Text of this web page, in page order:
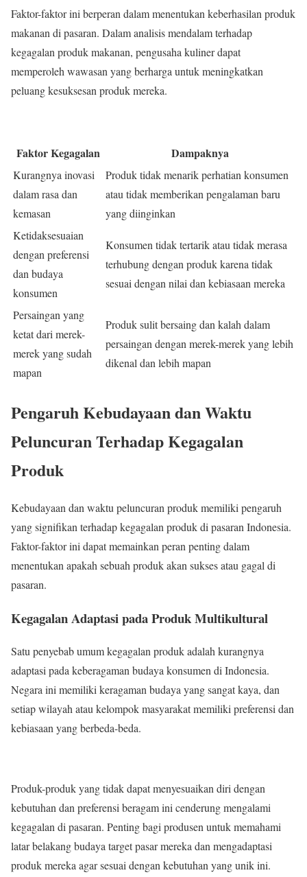
Faktor-faktor ini berperan dalam menentukan keberhasilan produk
makanan di pasaran. Dalam analisis mendalam terhadap
kegagalan produk makanan, pengusaha kuliner dapat
memperoleh wawasan yang berharga untuk meningkatkan
peluang kesuksesan produk mereka.
Faktor Kegagalan Dampaknya
Kurangnya inovasi
dalam rasa dan
kemasan
Produk tidak menarik perhatian konsumen
atau tidak memberikan pengalaman baru
yang diinginkan
Ketidaksesuaian
dengan preferensi
dan budaya
konsumen
Konsumen tidak tertarik atau tidak merasa
terhubung dengan produk karena tidak
sesuai dengan nilai dan kebiasaan mereka
Persaingan yang
ketat dari merek-
merek yang sudah
mapan
Produk sulit bersaing dan kalah dalam
persaingan dengan merek-merek yang lebih
dikenal dan lebih mapan
Pengaruh Kebudayaan dan Waktu
Peluncuran Terhadap Kegagalan
Produk
Kebudayaan dan waktu peluncuran produk memiliki pengaruh
yang signifikan terhadap kegagalan produk di pasaran Indonesia.
Faktor-faktor ini dapat memainkan peran penting dalam
menentukan apakah sebuah produk akan sukses atau gagal di
pasaran.
Kegagalan Adaptasi pada Produk Multikultural
Satu penyebab umum kegagalan produk adalah kurangnya
adaptasi pada keberagaman budaya konsumen di Indonesia.
Negara ini memiliki keragaman budaya yang sangat kaya, dan
setiap wilayah atau kelompok masyarakat memiliki preferensi dan
kebiasaan yang berbeda-beda.
Produk-produk yang tidak dapat menyesuaikan diri dengan
kebutuhan dan preferensi beragam ini cenderung mengalami
kegagalan di pasaran. Penting bagi produsen untuk memahami
latar belakang budaya target pasar mereka dan mengadaptasi
produk mereka agar sesuai dengan kebutuhan yang unik ini.